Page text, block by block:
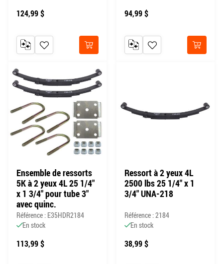
124,99 $
Acheter
AJOUTER À MA LISTE DE SOUHAITS
AJOUTER AU COMPARATEUR
94,99 $
Acheter
AJOUTER À MA LISTE DE
AJOUTER AU COMPARATEUR
Ensemble de ressorts
5K à 2 yeux 4L 25 1/4"
x 1 3/4" pour tube 3"
avec quinc.
Référence : E35HDR2184
En stock
113,99 $
Ressort à 2 yeux 4L
2500 lbs 25 1/4" x 1
3/4" UNA-218
Référence : 2184
En stock
38,99 $